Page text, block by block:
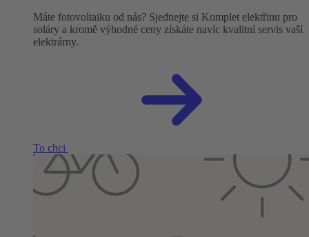
Máte fotovoltaiku od nás? Sjednejte si Komplet elektřinu pro
soláry a kromě výhodné ceny získáte navíc kvalitní servis vaší
elektrárny.
To chci